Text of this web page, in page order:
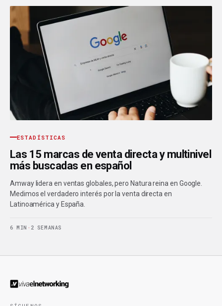
ESTADÍSTICAS
Las 15 marcas de venta directa y multinivel
más buscadas en español
Amway lidera en ventas globales, pero Natura reina en Google.
Medimos el verdadero interés por la venta directa en
Latinoamérica y España.
6 MIN · 2 SEMANAS